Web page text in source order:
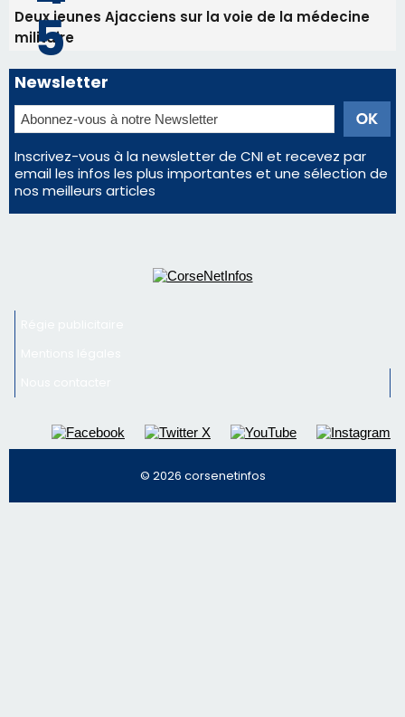
email les infos les plus importantes et une sélection de
nos meilleurs articles
Régie publicitaire
Mentions légales
Nous contacter